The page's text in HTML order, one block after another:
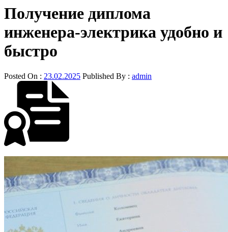
Получение диплома
инженера-электрика удобно и
быстро
Posted On : 23.02.2025 Published By : admin